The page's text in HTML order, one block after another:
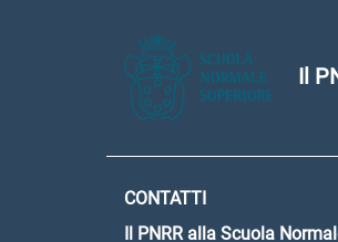
Il
CONTATTI
Il PNRR alla Scuola